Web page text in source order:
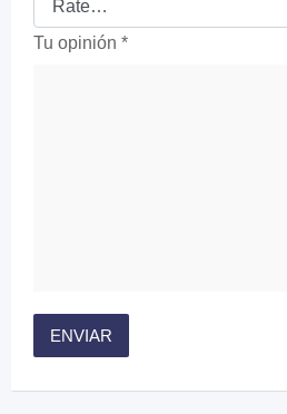
Tu opinión *